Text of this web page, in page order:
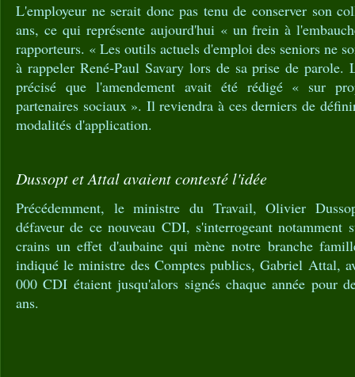
L'employeur ne serait donc pas tenu de conserver son
ans, ce qui représente aujourd'hui « un frein à
rapporteurs. « Les outils actuels d'emploi des seniors ne
à rappeler René-Paul Savary lors de sa prise de parole.
précisé que l'amendement avait été rédigé « sur
partenaires sociaux ». Il reviendra à ces derniers de
modalités d'application.
Dussopt et Attal avaient contesté l'idée
Précédemment, le ministre du Travail, Olivier
défaveur de ce nouveau CDI, s'interrogeant
crains un effet d'aubaine qui mène notre branche
indiqué le ministre des Comptes publics, Gabriel Attal,
000 CDI étaient jusqu'alors signés chaque année pour
ans.